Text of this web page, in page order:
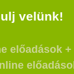
velünk!
előadások